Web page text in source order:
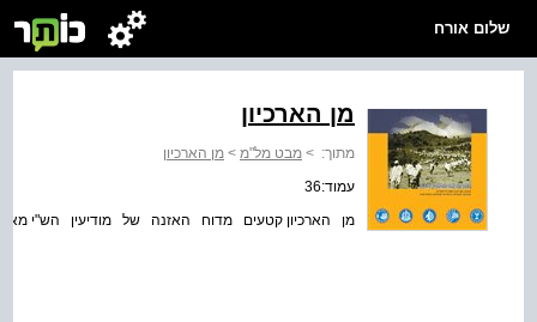
שלום אורח
מן הארכיון
מתוך: > מבט מל"מ > מן הארכיון
עמוד:36
מן הארכיון קטעים מדוח האזנה של מודיעין הש"י